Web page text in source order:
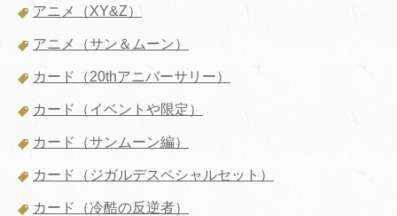
アニメ（XY&Z）
アニメ（サン＆ムーン）
カード（20thアニバーサリー）
カード（イベントや限定）
カード（サンムーン編）
カード（ジガルデスペシャルセット）
カード（冷酷の反逆者）